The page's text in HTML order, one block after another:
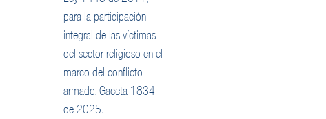
para la participación
integral de las víctimas
del sector religioso en el
marco del conflicto
armado. Gaceta 1834
de 2025.